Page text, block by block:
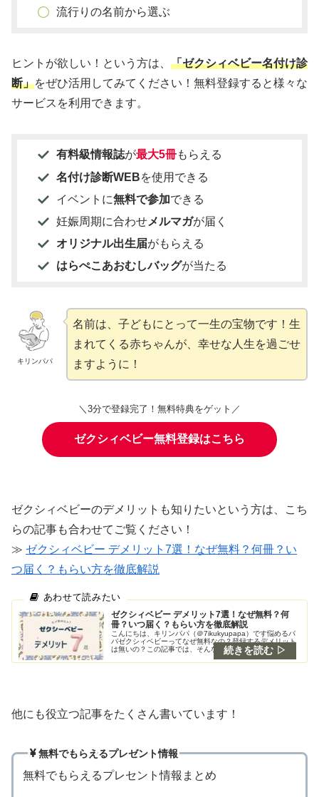
流行りの名前から選ぶ
ヒントが欲しい！という方は、 「ゼクシィベビー名付け診
断」をぜひ活用してみてください！無料登録すると様々な
サービスを利用できます。
有料級情報誌が最大5冊もらえる
名付け診断WEBを使用できる
イベントに無料で参加できる
妊娠周期に合わせメルマガが届く
オリジナル出生届がもらえる
はらぺこあおむしバッグが当たる
キリンパパ
名前は、子どもにとって一生の宝物です！生
まれてくる赤ちゃんが、幸せな人生を過ごせ
ますように！
＼3分で登録完了！無料特典をゲット／
ゼクシィベビー無料登録はこちら
ゼクシィベビーのデメリットも知りたいという方は、こち
らの記事も合わせてご覧ください！
≫ ゼクシィベビー デメリット7選！なぜ無料？何冊？い
つ届く？もらい方を徹底解説
ゼクシィベビー デメリット7選！なぜ無料？何
冊？いつ届く？もらい方を徹底解説
こんにちは、キリンパパ（＠7ikukyupapa）です悩めるパ
パゼクシィベビーってなぜ無料なの？登録するデメリット
は無いの？この記事では、そんな悩みにお答えします。早
速ですが、結論！キリンパパ無料で利用できるのは、広告
が掲載されているからだ
他にも役立つ記事をたくさん書いています！
無料でもらえるプレゼント情報
無料でもらえるプレセント情報まとめ